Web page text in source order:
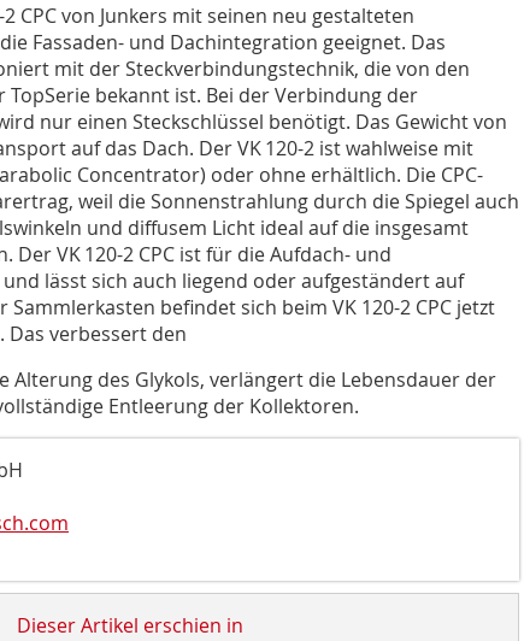
CPC von Junkers mit seinen neu gestalteten
Fassaden- und Dachintegration geeignet. Das
mit der Steckverbindungstechnik, die von den
TopSerie bekannt ist. Bei der Verbindung der
nur einen Steckschlüssel benötigt. Das Gewicht von
auf das Dach. Der VK 120-2 ist wahlweise mit
Concentrator) oder ohne erhältlich. Die CPC-
weil die Sonnenstrahlung durch die Spiegel auch
und diffusem Licht ideal auf die insgesamt
VK 120-2 CPC ist für die Aufdach- und
lässt sich auch liegend oder aufgeständert auf
befindet sich beim VK 120-2 CPC jetzt
verbessert den
Alterung des Glykols, verlängert die Lebensdauer der
Entleerung der Kollektoren.
Dieser Artikel erschien in